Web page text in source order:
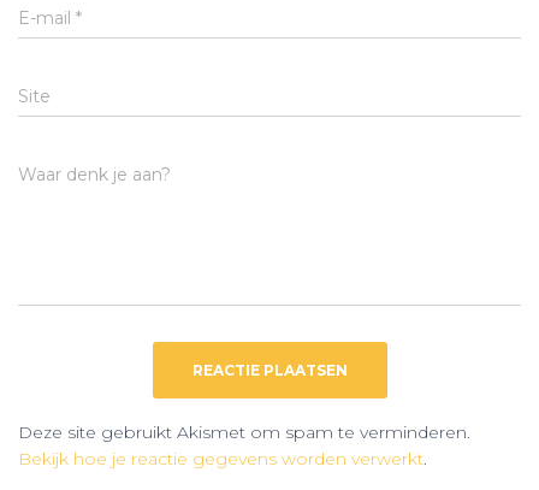
E-mail *
Site
Waar denk je aan?
Deze site gebruikt Akismet om spam te verminderen.
Bekijk hoe je reactie gegevens worden verwerkt.